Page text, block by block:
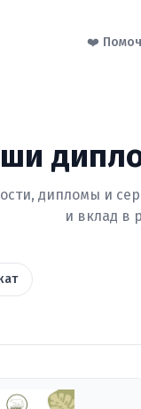
❤️
дипломы и
и вклад в